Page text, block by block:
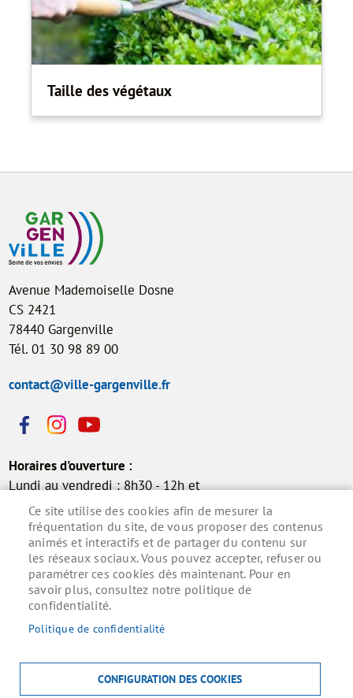
Taille des végétaux
Avenue Mademoiselle Dosne
CS 2421
78440 Gargenville
Tél. 01 30 98 89 00
contact@ville-gargenville.fr
Horaires d'ouverture :
Lundi au vendredi : 8h30 - 12h et
13h30 - 17h30
Samedi : 9h - 12h (permanence
état civil)
Inscrivez-vous à la lettre d'information municipale
pour ne rien manquer de l'actualité.
Ce site utilise des cookies afin de mesurer la
fréquentation du site, de vous proposer des contenus
animés et interactifs et de partager du contenu sur
les réseaux sociaux. Vous pouvez accepter, refuser ou
paramétrer ces cookies dès maintenant. Pour en
savoir plus, consultez notre politique de
confidentialité.
Politique de confidentialité
CONFIGURATION DES COOKIES